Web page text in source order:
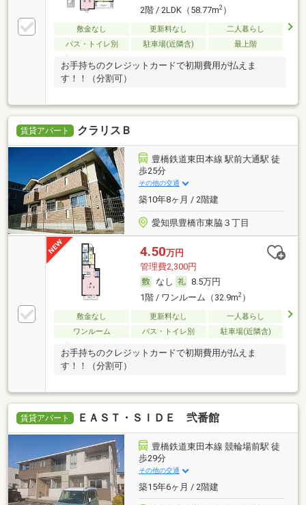
2階 / 2LDK（58.77m2）
敷金なし 更新料なし
二人暮らし
バス・トイレ別
駐車場(近隣含) 最上階
お手持ちのクレジットカードで初期費用が払えま
す！！（分割可）
賃貸アパート クラリスＢ
豊橋鉄道東田本線 駅前大通駅 徒
歩25分
その他の交通
築10年8ヶ月 / 2階建
愛知県豊橋市東脇３丁目
4.50万円
管理費2,300円
なし
8.5万円
1階 / ワンルーム（32.9m2）
敷金なし 更新料なし
一人暮らし
ワンルーム
バス・トイレ別 駐車場(近隣含)
お手持ちのクレジットカードで初期費用が払えま
す！！（分割可）
賃貸アパート ＥＡＳＴ・ＳＩＤＥ 弐番館
豊橋鉄道東田本線 競輪場前駅 徒
歩29分
その他の交通
築15年6ヶ月 / 2階建